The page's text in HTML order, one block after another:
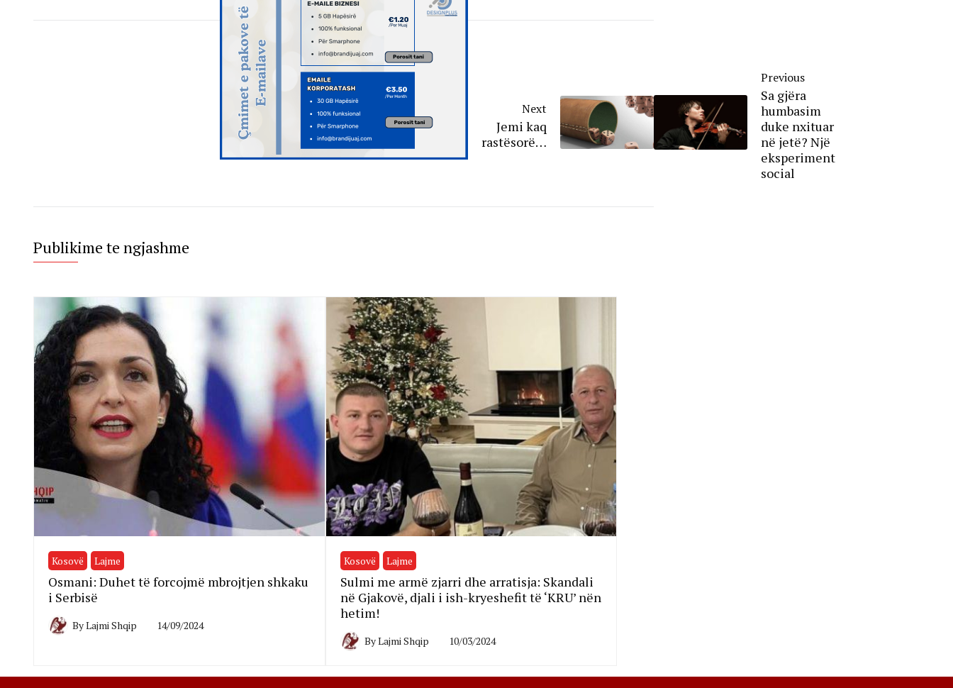
Previous
Sa gjëra
humbasim
duke nxituar
në jetë? Një
eksperiment
social
Next
Jemi kaq
rastësorë…
Publikime te ngjashme
Kosovë Lajme
Osmani: Duhet të forcojmë mbrojtjen shkaku
i Serbisë
ByLajmi Shqip 14/09/2024
Kosovë Lajme
Sulmi me armë zjarri dhe arratisja: Skandali
në Gjakovë, djali i ish-kryeshefit të ‘KRU’ nën
hetim!
ByLajmi Shqip 10/03/2024